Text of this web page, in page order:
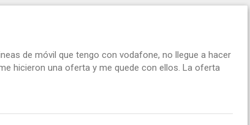
de móvil que tengo con vodafone, no llegue a hacer
hicieron una oferta y me quede con ellos. La oferta